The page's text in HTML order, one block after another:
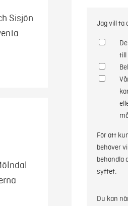
Sisjön
Jag vill ta
till
För att
behöver
behandla
syftet:
Du kan